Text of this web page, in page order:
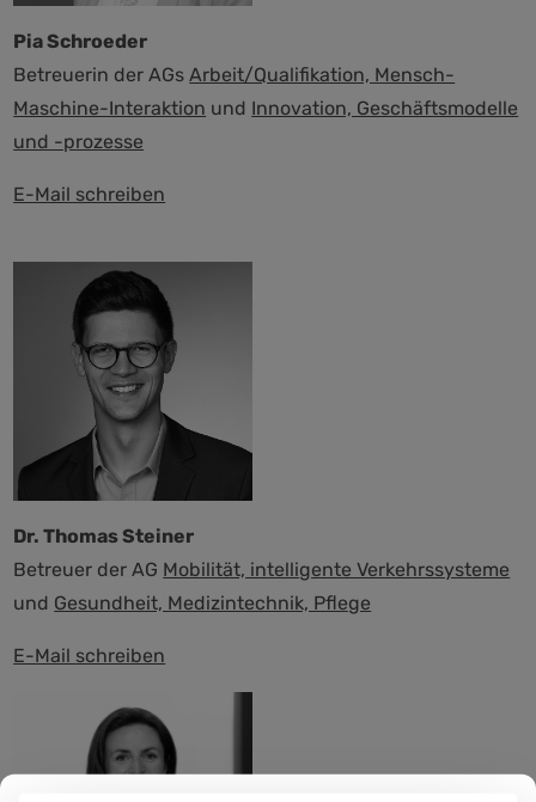
Pia Schroeder
Betreuerin der AGsArbeit/Qualifikation, Mensch-
Maschine-Interaktion und Innovation, Geschäftsmodelle
und -prozesse
E-Mail schreiben
Dr. Thomas Steiner
Betreuer der AG Mobilität, intelligente Verkehrssysteme
und Gesundheit, Medizintechnik, Pflege
E-Mail schreiben